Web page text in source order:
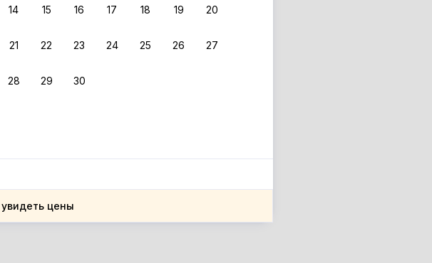
14 15 16 17 18 19 20
21 22 23 24 25 26 27
28 29 30
цены